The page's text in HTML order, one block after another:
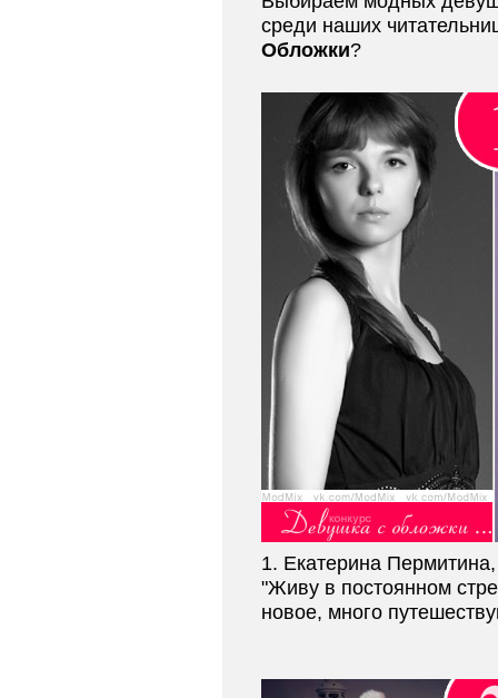
среди наших
Обложки?
1. Екатерина
"Живу в постоянном
новое, много